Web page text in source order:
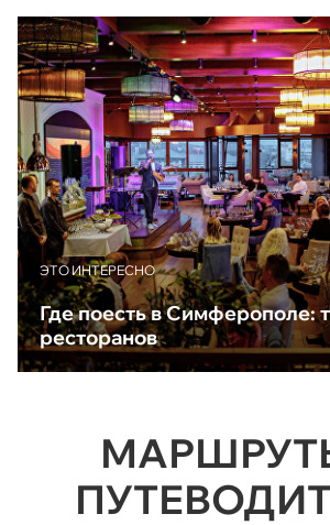
ЭТО ИНТЕРЕСНО
Где поесть в Симферополе:
ресторанов